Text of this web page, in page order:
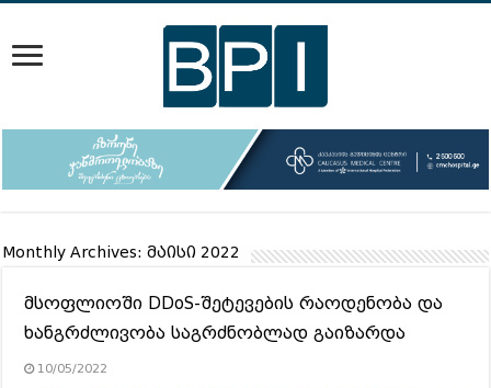
Monthly Archives:მაისი 2022
მსოფლიოში DDoS-შეტევების რაოდენობა და
ხანგრძლივობა საგრძნობლად გაიზარდა
10/05/2022